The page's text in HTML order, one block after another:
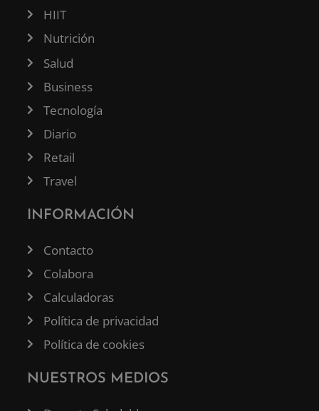
HIIT
Nutrición
Salud
Business
Tecnología
Diario
Retail
Travel
INFORMACIÓN
Contacto
Colabora
Calculadoras
Política de privacidad
Política de cookies
NUESTROS MEDIOS